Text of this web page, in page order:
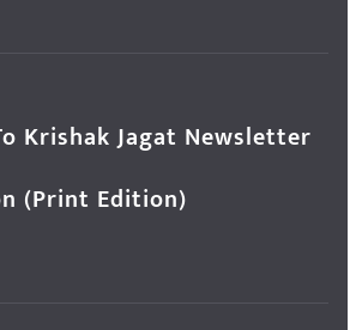
Krishak Jagat Newsletter
(Print Edition)